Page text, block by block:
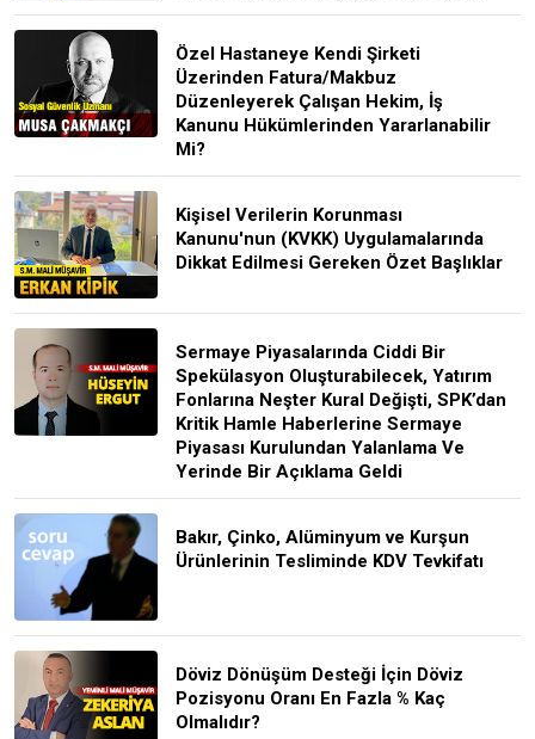
Özel Hastaneye Kendi Şirketi
Üzerinden Fatura/Makbuz
Düzenleyerek Çalışan Hekim, İş
Kanunu Hükümlerinden Yararlanabilir
Mi?
Kişisel Verilerin Korunması
Kanunu'nun (KVKK) Uygulamalarında
Dikkat Edilmesi Gereken Özet Başlıklar
Sermaye Piyasalarında Ciddi Bir
Spekülasyon Oluşturabilecek, Yatırım
Fonlarına Neşter Kural Değişti, SPK’dan
Kritik Hamle Haberlerine Sermaye
Piyasası Kurulundan Yalanlama Ve
Yerinde Bir Açıklama Geldi
Bakır, Çinko, Alüminyum ve Kurşun
Ürünlerinin Tesliminde KDV Tevkifatı
Döviz Dönüşüm Desteği İçin Döviz
Pozisyonu Oranı En Fazla % Kaç
Olmalıdır?